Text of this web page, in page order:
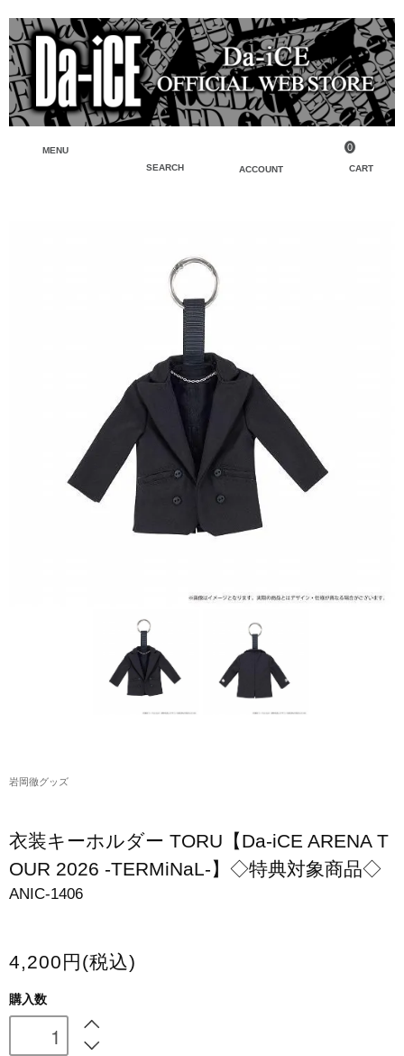
MENU
SEARCH
ACCOUNT CART
0
パーカー・スウェット・ブルゾン
キーホルダー・チャーム
アクリルスタンド・アクセサリー・帽子
缶バッジ・ステッカー
生活雑貨・菓子・ゲーム
花村想太｜Natural Lag(ナチュラルラグ)グッズ
和田颯｜Wagic Hour Worksグッズ
スマホケース・モバイルバッテリー
会場限定グッズ
岩岡徹グッズ
衣装キーホルダー TORU【Da-iCE ARENA T
OUR 2026 -TERMiNaL-】◇特典対象商品◇
ANIC-1406
4,200円(税込)
購入数